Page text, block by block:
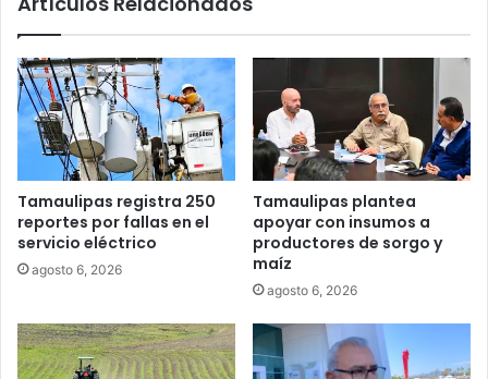
Tamaulipas registra 250
reportes por fallas en el
servicio eléctrico
agosto 6, 2026
Tamaulipas plantea
apoyar con insumos a
productores de sorgo y
maíz
agosto 6, 2026